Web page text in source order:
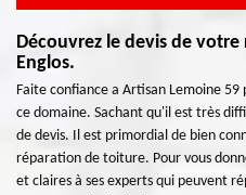
Découvrez le devis de
Englos.
Faite confiance a Artisan Lemoine
ce domaine. Sachant qu'il est très
de devis. Il est primordial de bien
réparation de toiture. Pour vous
et claires à ses experts qui peuvent